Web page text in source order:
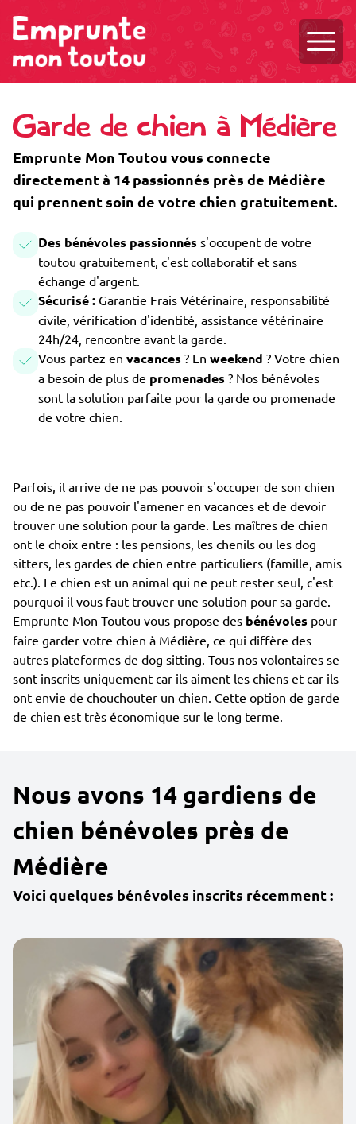
Garde de chien à Médière
Emprunte Mon Toutou vous connecte
directement à 14 passionnés près de Médière
qui prennent soin de votre chien gratuitement.
Des bénévoles passionnés s'occupent de votre
toutou gratuitement, c'est collaboratif et sans
échange d'argent.
Sécurisé : Garantie Frais Vétérinaire, responsabilité
civile, vérification d'identité, assistance vétérinaire
24h/24, rencontre avant la garde.
Vous partez en vacances ? En weekend ? Votre chien
a besoin de plus de promenades ? Nos bénévoles
sont la solution parfaite pour la garde ou promenade
de votre chien.
Parfois, il arrive de ne pas pouvoir s'occuper de son chien
ou de ne pas pouvoir l'amener en vacances et de devoir
trouver une solution pour la garde. Les maîtres de chien
ont le choix entre : les pensions, les chenils ou les dog
sitters, les gardes de chien entre particuliers (famille, amis
etc.). Le chien est un animal qui ne peut rester seul, c'est
pourquoi il vous faut trouver une solution pour sa garde.
Emprunte Mon Toutou vous propose des bénévoles pour
faire garder votre chien à Médière, ce qui diffère des
autres plateformes de dog sitting. Tous nos volontaires se
sont inscrits uniquement car ils aiment les chiens et car ils
ont envie de chouchouter un chien. Cette option de garde
de chien est très économique sur le long terme.
Nous avons 14 gardiens de
chien bénévoles près de
Médière
Voici quelques bénévoles inscrits récemment :